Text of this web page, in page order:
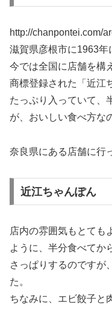
http://chanpontei.com/
滋賀県彦根市に1963年
今では全国に店舗を構
商標登録された「近江
たっぷり入っていて、
が、おいしい食べ方な
奈良県にある店舗に行
近江ちゃんぽん
店内の雰囲気もとても
ように、半分食べてか
さっぱりするのですが
た。
ちなみに、エビ餃子と